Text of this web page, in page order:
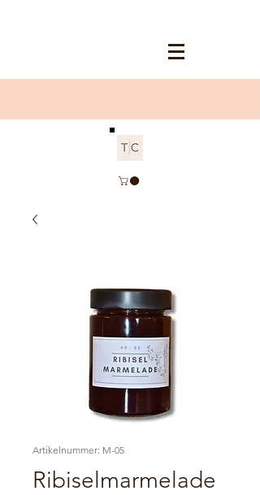
Artikelnummer: M-05
Ribiselmarmelade